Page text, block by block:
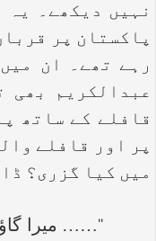
نہیں دیکھے۔
پاکستان پر
رہے تھے۔ ان
عبدالکریم بھی
قافلے کے ساتھ
پر اور قافلے
میں کیا گزری؟
‘‘…… میرا